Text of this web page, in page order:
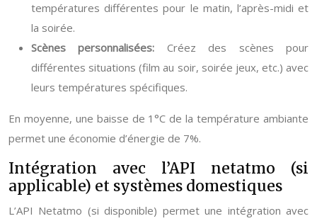
températures différentes pour le matin, l’après-midi et
la soirée.
Scènes personnalisées: Créez des scènes pour
différentes situations (film au soir, soirée jeux, etc.) avec
leurs températures spécifiques.
En moyenne, une baisse de 1°C de la température ambiante
permet une économie d’énergie de 7%.
Intégration avec l’API netatmo (si
applicable) et systèmes domestiques
L’API Netatmo (si disponible) permet une intégration avec